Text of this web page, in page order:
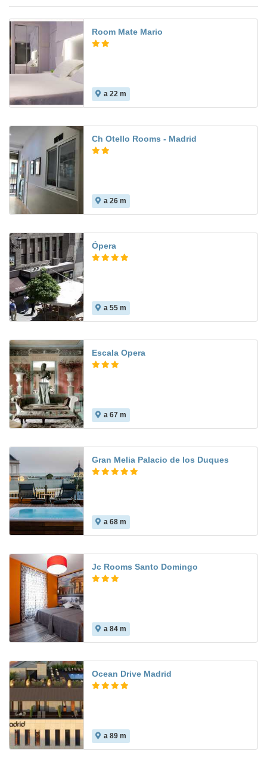
Room Mate Mario
a 22 m
Ch Otello Rooms - Madrid
a 26 m
Ópera
a 55 m
Escala Opera
a 67 m
Gran Melia Palacio de los Duques
a 68 m
Jc Rooms Santo Domingo
a 84 m
Ocean Drive Madrid
a 89 m